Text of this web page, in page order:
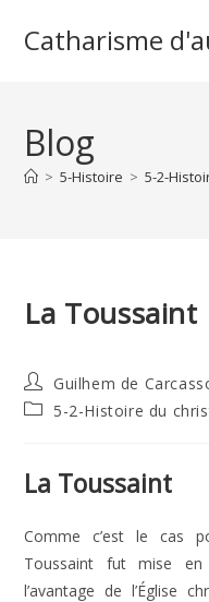
Catharisme
Blog
> 5-Histoire > 5-2-
La Toussaint
Auteur/autrice
de
la
Guilhem de
Post5-2-Histoire du
La Toussaint
Comme c’est le cas
Toussaint fut mise en
l’avantage de l’Église